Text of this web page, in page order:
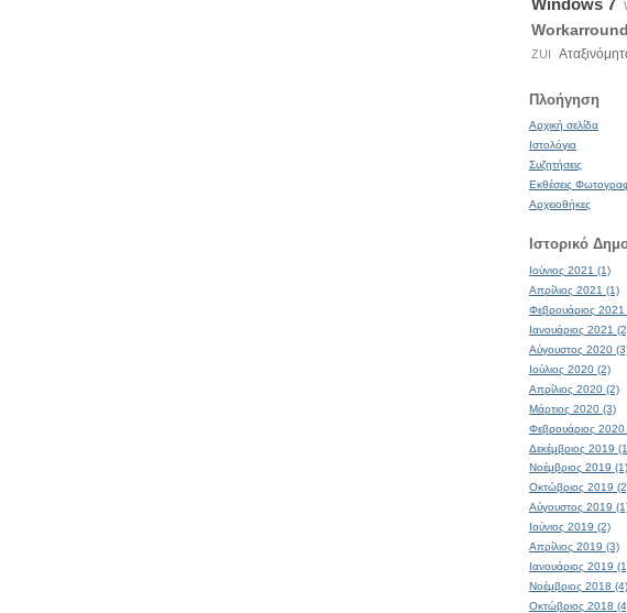
Windows 7
Workarround
ZUI
Πλοήγηση
Αρχική σελίδα
Ιστολόγια
Συζητήσεις
Εκθέσεις
Αρχειοθήκες
Ιστορικό
Ιούνιος 2021 (1)
Απρίλιος 2021 (1)
Φεβρουάριος 2021
Ιανουάριος 2021
Αύγουστος 2020
Ιούλιος 2020 (2)
Απρίλιος 2020 (2)
Μάρτιος 2020 (3)
Φεβρουάριος 2020
Δεκέμβριος 2019
Νοέμβριος 2019 (1)
Οκτώβριος 2019
Αύγουστος 2019
Ιούνιος 2019 (2)
Απρίλιος 2019 (3)
Ιανουάριος 2019
Νοέμβριος 2018 (4)
Οκτώβριος 2018